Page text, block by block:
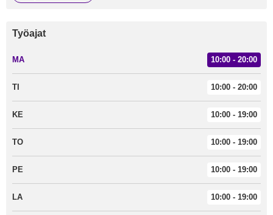
Työajat
MA 10:00 - 20:00
TI 10:00 - 20:00
KE 10:00 - 19:00
TO 10:00 - 19:00
PE 10:00 - 19:00
LA 10:00 - 19:00